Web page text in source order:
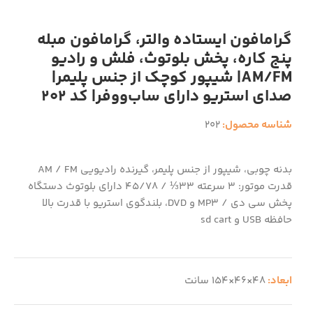
گرامافون ایستاده والتر، گرامافون مبله
پنج کاره، پخش بلوتوث، فلش و رادیو
AM/FM| شیپور کوچک از جنس پلیمر|
صدای استریو دارای ساب‌ووفر| کد 202
شناسه محصول:202
بدنه چوبی، شیپور از جنس پلیمر، گیرنده رادیویی AM / FM
قدرت موتور: 3 سرعته 33⅓ / 45/78 دارای بلوتوث دستگاه
پخش سی دی / MP3 و DVD، بلندگوی استریو با قدرت بالا
حافظه USB و sd cart
ابعاد:48×46×154 سانت